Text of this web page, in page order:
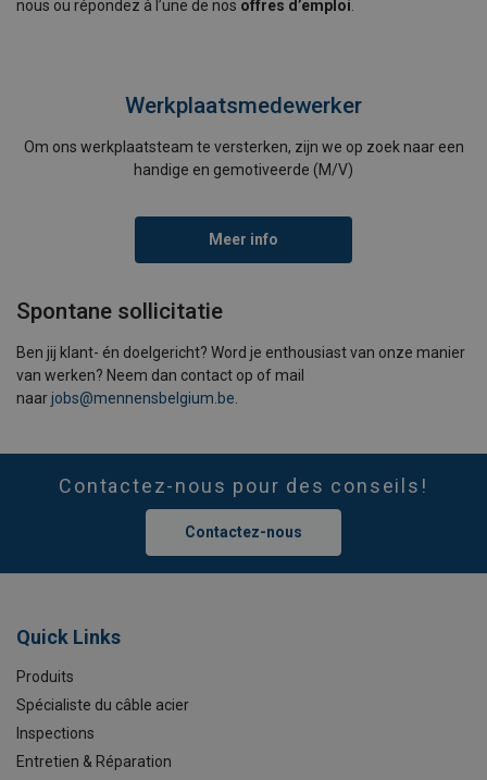
nous ou répondez à l’une de nos offres d’emploi
Werkplaatsmedewerker
Om ons werkplaatsteam te versterken, zijn we op zoek naar een
handige en gemotiveerde (M/V)
Meer info
Spontane sollicitatie
Ben jij klant- én doelgericht? Word je enthousiast van onze manier
van werken? Neem dan contact op of mail
naarjobs@mennensbelgium.be
Contactez-nous pour des conseils!
Contactez-nous
Quick Links
Produits
Spécialiste du câble acier
Inspections
Entretien & Réparation